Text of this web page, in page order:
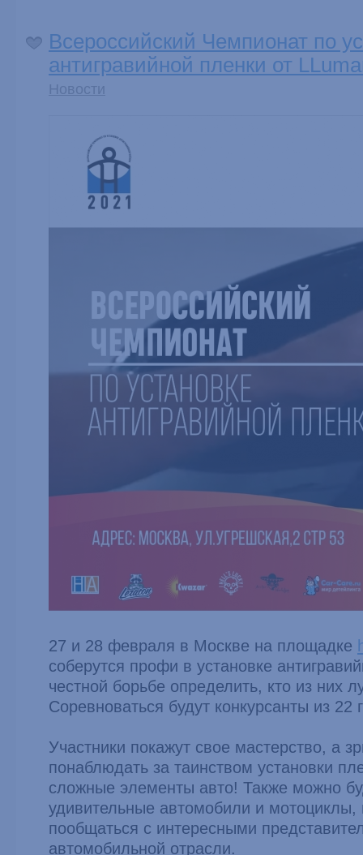
Всероссийский Чемпионат по
антигравийной пленки от
Новости
27 и 28 февраля в Москве на площадке
соберутся профи в установке
честной борьбе определить, кто из них
Соревноваться будут конкурсанты из 22
Участники покажут свое мастерство, а
понаблюдать за таинством установки
сложные элементы авто! Также можно
удивительные автомобили и мотоциклы,
пообщаться с интересными
автомобильной отрасли.